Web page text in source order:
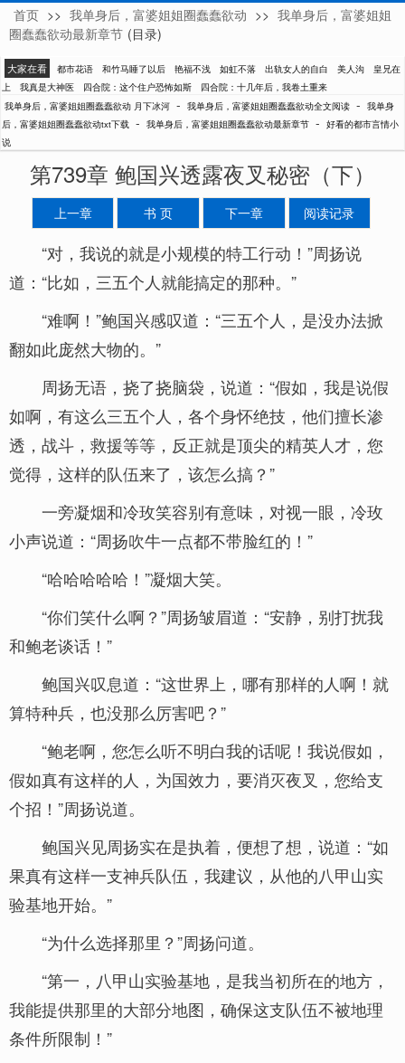
月下冰河
首页 >> 我单身后，富婆姐姐圈蠢蠢欲动 >> 我单身后，富婆姐姐
圈蠢蠢欲动最新章节 (目录)
大家在看 都市花语 和竹马睡了以后 艳福不浅 如虹不落 出轨女人的自白 美人沟
皇兄在
上
我真是大神医 四合院：这个住户恐怖如斯
四合院：十几年后，我卷土重来
我单身后，富婆姐姐圈蠢蠢欲动 月下冰河 - 我单身后，富婆姐姐圈蠢蠢欲动全文阅读 - 我单身
后，富婆姐姐圈蠢蠢欲动txt下载 - 我单身后，富婆姐姐圈蠢蠢欲动最新章节 - 好看的都市言情小
说
第739章 鲍国兴透露夜叉秘密（下）
上一章 书 页 下一章 阅读记录
“对，我说的就是小规模的特工行动！”周扬说
道：“比如，三五个人就能搞定的那种。”
“难啊！”鲍国兴感叹道：“三五个人，是没办法掀
翻如此庞然大物的。”
周扬无语，挠了挠脑袋，说道：“假如，我是说假
如啊，有这么三五个人，各个身怀绝技，他们擅长渗
透，战斗，救援等等，反正就是顶尖的精英人才，您
觉得，这样的队伍来了，该怎么搞？”
一旁凝烟和冷玫笑容别有意味，对视一眼，冷玫
小声说道：“周扬吹牛一点都不带脸红的！”
“哈哈哈哈哈！”凝烟大笑。
“你们笑什么啊？”周扬皱眉道：“安静，别打扰我
和鲍老谈话！”
鲍国兴叹息道：“这世界上，哪有那样的人啊！就
算特种兵，也没那么厉害吧？”
“鲍老啊，您怎么听不明白我的话呢！我说假如，
假如真有这样的人，为国效力，要消灭夜叉，您给支
个招！”周扬说道。
鲍国兴见周扬实在是执着，便想了想，说道：“如
果真有这样一支神兵队伍，我建议，从他的八甲山实
验基地开始。”
“为什么选择那里？”周扬问道。
“第一，八甲山实验基地，是我当初所在的地方，
我能提供那里的大部分地图，确保这支队伍不被地理
条件所限制！”